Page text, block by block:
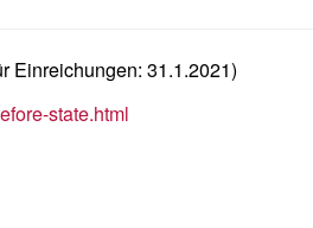
Einreichungen: 31.1.2021)
state.html